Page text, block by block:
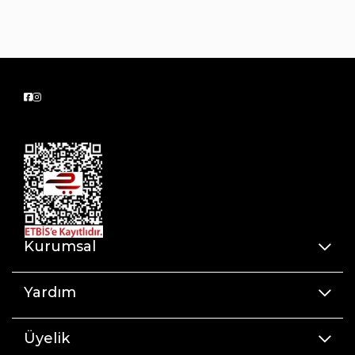
Kurumsal
Yardım
Üyelik